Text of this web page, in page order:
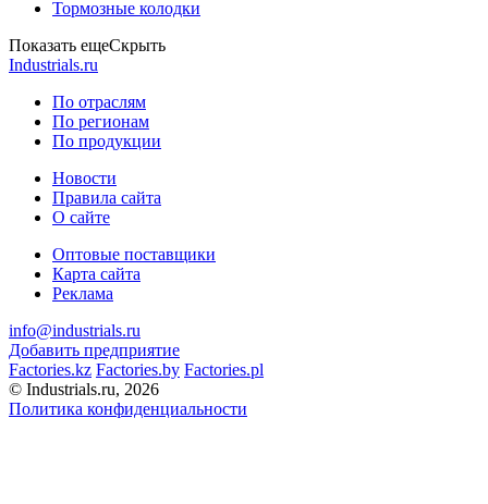
Тормозные колодки
Показать ещеСкрыть
Industrials.ru
По отраслям
По регионам
По продукции
Новости
Правила сайта
О сайте
Оптовые поставщики
Карта сайта
Реклама
info@industrials.ru
Добавить предприятие
Factories.kz Factories.by Factories.pl
© Industrials.ru, 2026
Политика конфиденциальности